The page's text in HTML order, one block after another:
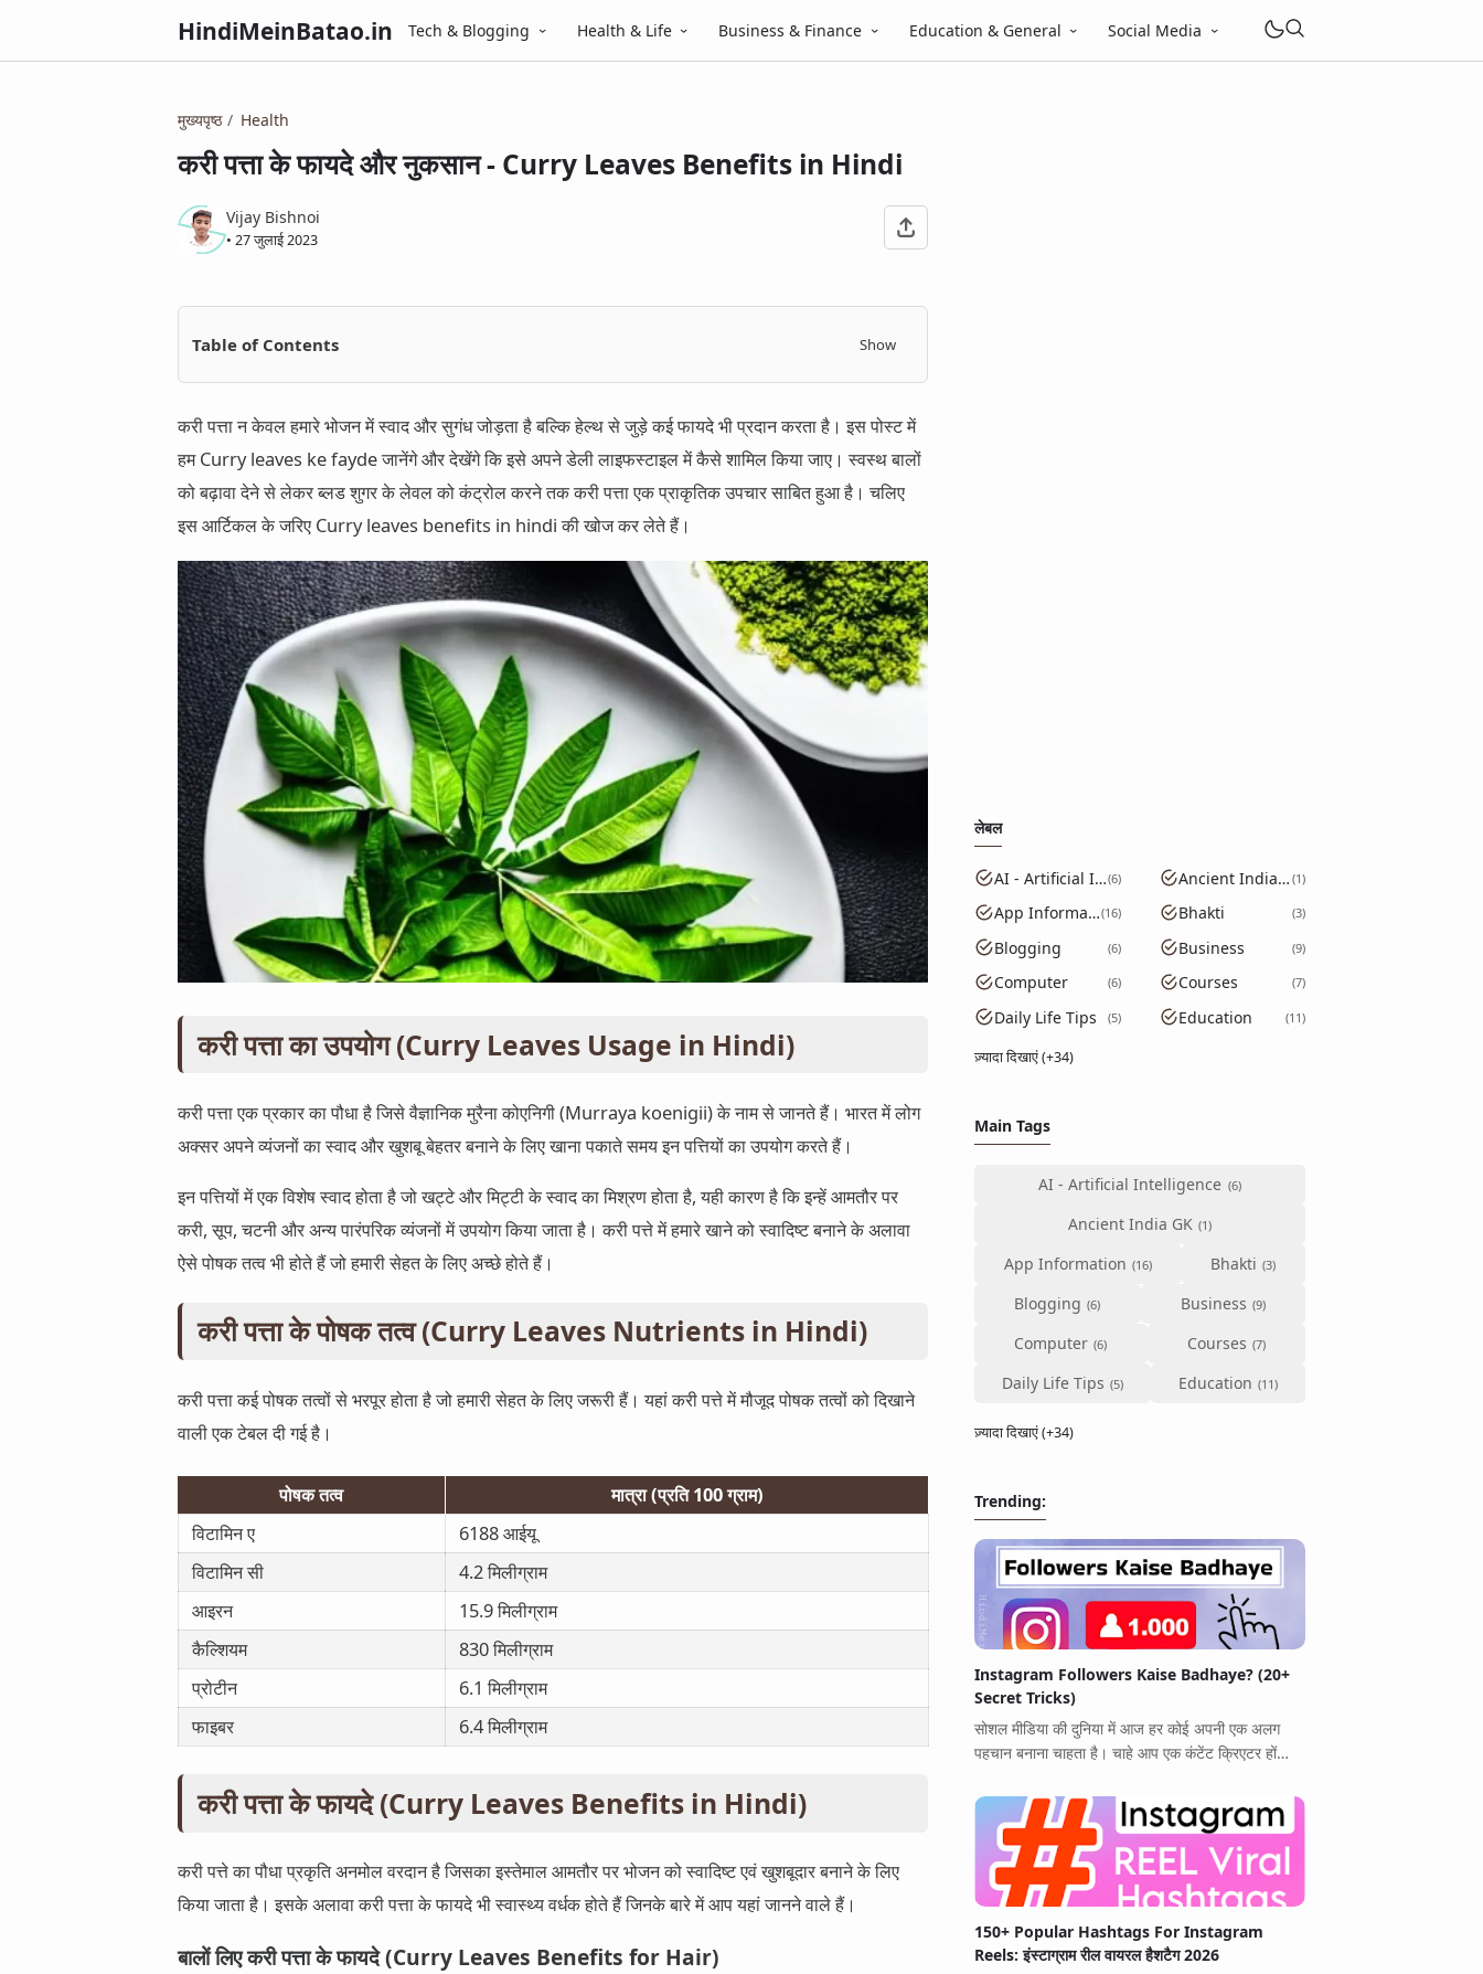
HindiMeinBatao.in Tech & Blogging Health & Life Business & Finance Education & General Social Media
मुख्यपृष्ठ Health
करी पत्ता के फायदे और नुकसान - Curry Leaves Benefits in Hindi
Vijay Bishnoi
• 27 जुलाई 2023
Table of Contents Show
करी पत्ता न केवल हमारे भोजन में स्वाद और सुगंध जोड़ता है बल्कि हेल्थ से जुड़े कई फायदे भी प्रदान करता है। इस पोस्ट में
हम Curry leaves ke fayde जानेंगे और देखेंगे कि इसे अपने डेली लाइफस्टाइल में कैसे शामिल किया जाए। स्वस्थ बालों
को बढ़ावा देने से लेकर ब्लड शुगर के लेवल को कंट्रोल करने तक करी पत्ता एक प्राकृतिक उपचार साबित हुआ है। चलिए
इस आर्टिकल के जरिए Curry leaves benefits in hindi की खोज कर लेते हैं।
करी पत्ता का उपयोग (Curry Leaves Usage in Hindi)
करी पत्ता एक प्रकार का पौधा है जिसे वैज्ञानिक मुरैना कोएनिगी (Murraya koenigii) के नाम से जानते हैं। भारत में लोग
अक्सर अपने व्यंजनों का स्वाद और खुशबू बेहतर बनाने के लिए खाना पकाते समय इन पत्तियों का उपयोग करते हैं।
इन पत्तियों में एक विशेष स्वाद होता है जो खट्टे और मिट्टी के स्वाद का मिश्रण होता है, यही कारण है कि इन्हें आमतौर पर
करी, सूप, चटनी और अन्य पारंपरिक व्यंजनों में उपयोग किया जाता है। करी पत्ते में हमारे खाने को स्वादिष्ट बनाने के अलावा
ऐसे पोषक तत्व भी होते हैं जो हमारी सेहत के लिए अच्छे होते हैं।
करी पत्ता के पोषक तत्व (Curry Leaves Nutrients in Hindi)
करी पत्ता कई पोषक तत्वों से भरपूर होता है जो हमारी सेहत के लिए जरूरी हैं। यहां करी पत्ते में मौजूद पोषक तत्वों को दिखाने
वाली एक टेबल दी गई है।
पोषक तत्व
मात्रा (प्रति 100 ग्राम)
विटामिन ए
6188 आईयू
विटामिन सी
4.2 मिलीग्राम
आइरन
15.9 मिलीग्राम
कैल्शियम
830 मिलीग्राम
प्रोटीन
6.1 मिलीग्राम
फाइबर
6.4 मिलीग्राम
करी पत्ता के फायदे (Curry Leaves Benefits in Hindi)
करी पत्ते का पौधा प्रकृति अनमोल वरदान है जिसका इस्तेमाल आमतौर पर भोजन को स्वादिष्ट एवं खुशबूदार बनाने के लिए
किया जाता है। इसके अलावा करी पत्ता के फायदे भी स्वास्थ्य वर्धक होते हैं जिनके बारे में आप यहां जानने वाले हैं।
बालों लिए करी पत्ता के फायदे (Curry Leaves Benefits for Hair)
लेबल
AI - Artificial Intelligence 6 Ancient India GK 1
App Information 16 Bhakti 3
Blogging 6 Business 9
Computer 6 Courses 7
Daily Life Tips 5 Education 11
ज़्यादा दिखाएं (+34)
Main Tags
AI - Artificial Intelligence
Ancient India GK
App Information
Bhakti
Blogging
Business
Computer
Courses
Daily Life Tips
Education
ज़्यादा दिखाएं (+34)
Trending:
Instagram Followers Kaise Badhaye? (20+
Secret Tricks)
सोशल मीडिया की दुनिया में आज हर कोई अपनी एक अलग
पहचान बनाना चाहता है। चाहे आप एक कंटेंट क्रिएटर हों…
150+ Popular Hashtags For Instagram
Reels: इंस्टाग्राम रील वायरल हैशटैग 2026